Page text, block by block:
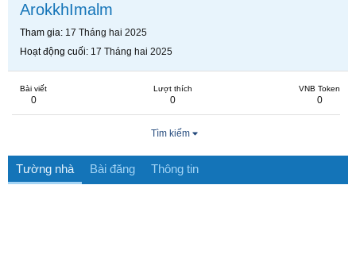
ArokkhImalm
Tham gia 17 Tháng hai 2025
Hoạt động cuối 17 Tháng hai 2025
Bài viết
0
Lượt thích
0
VNB Token
0
Tìm kiếm
Tường nhà Bài đăng Thông tin